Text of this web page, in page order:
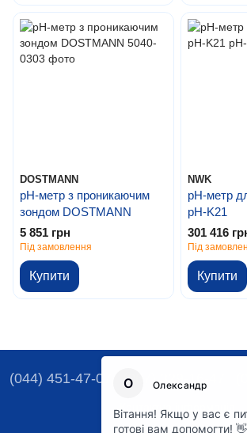
DOSTMANN
pH-метр з проникаючим
зондом DOSTMANN
5 851 грн
Під замовлення
Купити
NWK
pH-метр
pH-K21
301 416
Під
Купити
(044) 451-47-07 (067) 329-16-47
Контактна інформація